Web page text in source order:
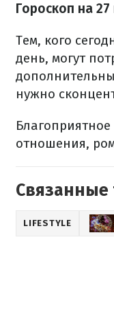
Гороскоп на
Тем, кого
день, могут
нужно
отношения,
Связанные
LIFESTYLE